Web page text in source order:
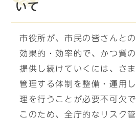
いて
市役所が、市民の皆さんと
効果的・効率的で、かつ質
提供し続けていくには、さ
管理する体制を整備・運用
理を行うことが必要不可欠で
このため、全庁的なリスク